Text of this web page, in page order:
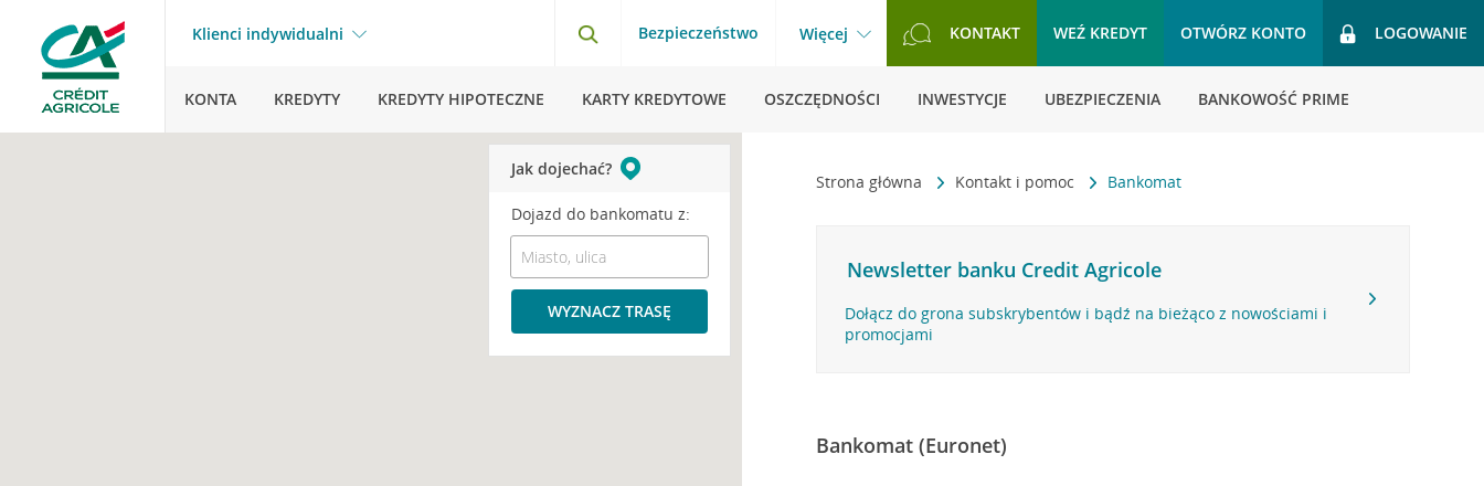
Klienci indywidualni Bezpieczeństwo Więcej KONTAKT WEŹ KREDYT OTWÓRZ KONTO LOGOWANIE
KONTA KREDYTY KREDYTY HIPOTECZNE KARTY KREDYTOWE OSZCZĘDNOŚCI INWESTYCJE UBEZPIECZENIA BANKOWOŚĆ PRIME
Strona główna Kontakt i pomoc Bankomat
Newsletter banku Credit Agricole
Dołącz do grona subskrybentów i bądź na bieżąco z nowościami i
promocjami
Bankomat (Euronet)
Jak dojechać?
Dojazd do bankomatu z:
WYZNACZ TRASĘ